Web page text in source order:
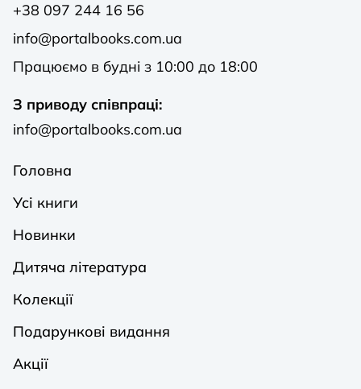
+38 097 244 16 56
info@portalbooks.com.ua
Працюємо в будні з 10:00 до 18:00
З приводу співпраці:
info@portalbooks.com.ua
Головна
Усі книги
Новинки
Дитяча література
Колекції
Подарункові видання
Акції